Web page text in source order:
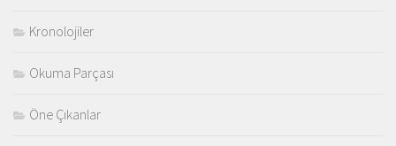
Kronolojiler
Okuma Parçası
Öne Çıkanlar